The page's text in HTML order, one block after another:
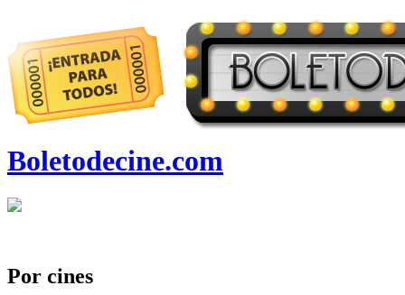
Boletodecine.com
Por cines